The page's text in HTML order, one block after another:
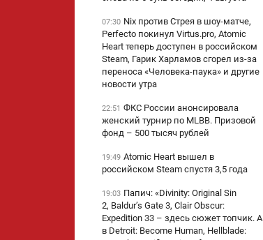
07:30 Nix против Стрея в шоу-матче,
Perfecto покинул Virtus.pro, Atomic
Heart теперь доступен в российском
Steam, Гарик Харламов сгорел из-за
переноса «Человека-паука» и другие
новости утра
22:51 ФКС России анонсировала
женский турнир по MLBB. Призовой
фонд – 500 тысяч рублей
19:49 Atomic Heart вышел в
российском Steam спустя 3,5 года
19:03 Папич: «Divinity: Original Sin
2, Baldur’s Gate 3, Clair Obscur:
Expedition 33 – здесь сюжет топчик. А
в Detroit: Become Human, Hellblade: